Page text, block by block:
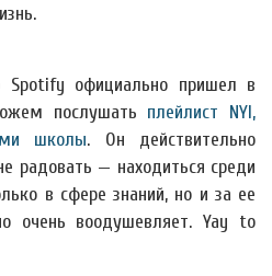
Spotify официально пришел в
послушать плейлист NYI,
школы. Он действительно
радовать — находиться среди
в сфере знаний, но и за ее
очень воодушевляет. Yay to